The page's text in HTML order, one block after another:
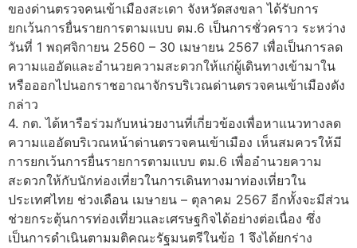
ของด่านตรวจคนเข้าเมืองสะเดา จังหวัดสงขลา ได้รับการ
ยกเว้นการยื่นรายการตามแบบ ตม.6 เป็นการชั่วคราว ระหว่าง
วันที่ 1 พฤศจิกายน 2560 – 30 เมษายน 2567 เพื่อเป็นการลด
ความแออัดและอำนวยความสะดวกให้แก่ผู้เดินทางเข้ามาใน
หรือออกไปนอกราชอาณาจักรบริเวณด่านตรวจคนเข้าเมืองดัง
กล่าว
4. กต. ได้หารือร่วมกับหน่วยงานที่เกี่ยวข้องเพื่อหาแนวทางลด
ความแออัดบริเวณหน้าด่านตรวจคนเข้าเมือง เห็นสมควรให้มี
การยกเว้นการยื่นรายการตามแบบ ตม.6 เพื่ออำนวยความ
สะดวกให้กับนักท่องเที่ยวในการเดินทางมาท่องเที่ยวใน
ประเทศไทย ช่วงเดือน เมษายน – ตุลาคม 2567 อีกทั้งจะมีส่วน
ช่วยกระตุ้นการท่องเที่ยวและเศรษฐกิจได้อย่างต่อเนื่อง ซึ่ง
เป็นการดำเนินตามมติคณะรัฐมนตรีในข้อ 1 จึงได้ยกร่าง